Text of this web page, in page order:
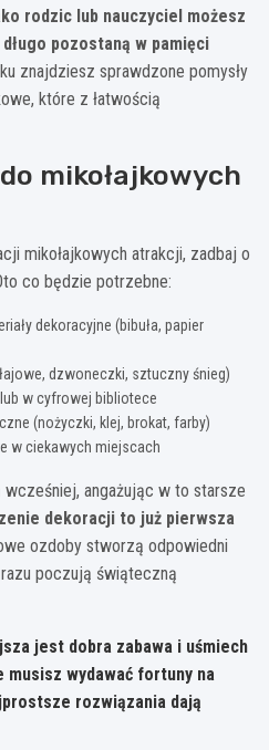
rodzic lub nauczyciel możesz
pozostaną w pamięci
znajdziesz sprawdzone pomysły
które z łatwością
mikołajkowych
mikołajkowych atrakcji, zadbaj o
co będzie potrzebne:
dekoracyjne (bibuła, papier
dzwoneczki, sztuczny śnieg)
w cyfrowej bibliotece
(nożyczki, klej, brokat, farby)
w ciekawych miejscach
angażując w to starsze
dekoracji to już pierwsza
ozdoby stworzą odpowiedni
poczują świąteczną
jest dobra zabawa i uśmiech
wydawać fortuny na
rozwiązania dają